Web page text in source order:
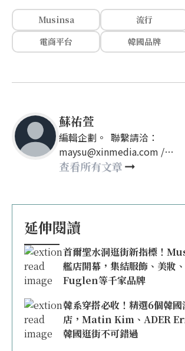
Musinsa
流行
電商平台
韓國品牌
蘇祐萱
編輯企劃。 聯繫請洽：
maysu@xinmedia.com /
may860527@gmail.com
查看所有文章
延伸閱讀
首爾聖水洞逛街新指標！
艦店開幕，集結服飾、美妝
Fuglen等千家品牌
韓系穿搭必收！精選6個韓
店，Matin Kim、ADER
韓國逛街不可錯過